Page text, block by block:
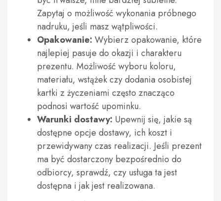
Zapytaj o możliwość wykonania próbnego
nadruku, jeśli masz wątpliwości.
Opakowanie: Wybierz opakowanie, które
najlepiej pasuje do okazji i charakteru
prezentu. Możliwość wyboru koloru,
materiału, wstążek czy dodania osobistej
kartki z życzeniami często znacząco
podnosi wartość upominku.
Warunki dostawy: Upewnij się, jakie są
dostępne opcje dostawy, ich koszt i
przewidywany czas realizacji. Jeśli prezent
ma być dostarczony bezpośrednio do
odbiorcy, sprawdź, czy usługa ta jest
dostępna i jak jest realizowana.